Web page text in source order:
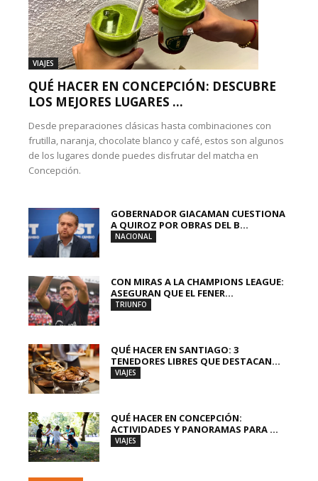
VIAJES
QUÉ HACER EN CONCEPCIÓN: DESCUBRE
LOS MEJORES LUGARES ...
Desde preparaciones clásicas hasta combinaciones con
frutilla, naranja, chocolate blanco y café, estos son algunos
de los lugares donde puedes disfrutar del matcha en
Concepción.
GOBERNADOR GIACAMAN CUESTIONA
A QUIROZ POR OBRAS DEL B...
NACIONAL
CON MIRAS A LA CHAMPIONS LEAGUE:
ASEGURAN QUE EL FENER...
TRIUNFO
QUÉ HACER EN SANTIAGO: 3
TENEDORES LIBRES QUE DESTACAN...
VIAJES
QUÉ HACER EN CONCEPCIÓN:
ACTIVIDADES Y PANORAMAS PARA ...
VIAJES